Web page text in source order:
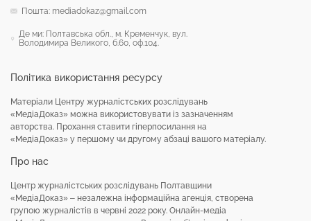
Про нас
Центр журналістських розслідувань Полтавщини
«МедіаДоказ» – незалежна інформаційна агенція, створена
групою журналістів в червні 2022 року. Онлайн-медіа
Політика використання ресурсу
Матеріали Центру журналістських розслідувань
«МедіаДоказ» можна використовувати із зазначенням
авторства. Прохання ставити гіперпосилання на
«МедіаДоказ» у першому чи другому абзаці вашого матеріалу.
Пошта: mediadokaz@gmail.com
Де ми: Полтавська обл., м. Кременчук, вул.
Володимира Великого, б.60, оф.104.